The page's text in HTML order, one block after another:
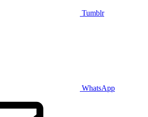
Tumblr
WhatsApp